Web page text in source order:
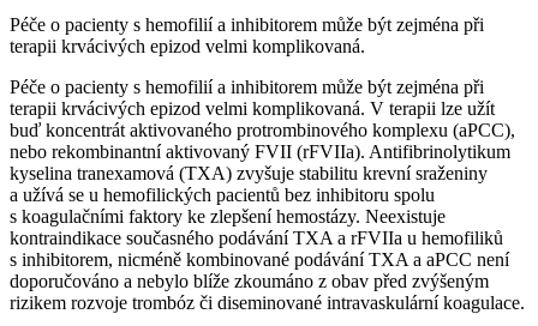
Péče o pacienty s hemofilií a inhibitorem může být zejména při
terapii krvácivých epizod velmi komplikovaná.
Péče o pacienty s hemofilií a inhibitorem může být zejména při
terapii krvácivých epizod velmi komplikovaná. V terapii lze užít
buď koncentrát aktivovaného protrombinového komplexu (aPCC),
nebo rekombinantní aktivovaný FVII (rFVIIa). Antifibrinolytikum
kyselina tranexamová (TXA) zvyšuje stabilitu krevní sraženiny
a užívá se u hemofilických pacientů bez inhibitoru spolu
s koagulačními faktory ke zlepšení hemostázy. Neexistuje
kontraindikace současného podávání TXA a rFVIIa u hemofiliků
s inhibitorem, nicméně kombinované podávání TXA a aPCC není
doporučováno a nebylo blíže zkoumáno z obav před zvýšeným
rizikem rozvoje trombóz či diseminované intravaskulární koagulace.